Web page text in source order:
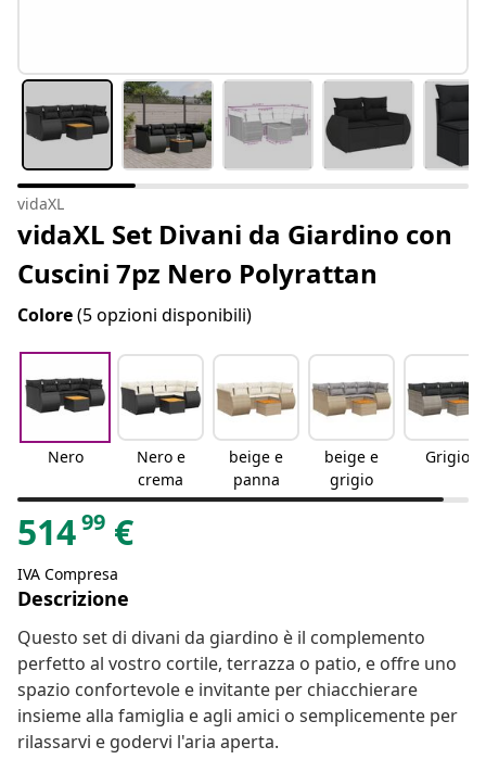
vidaXL
vidaXL Set Divani da Giardino con
Cuscini 7pz Nero Polyrattan
Colore(5 opzioni disponibili)
Nero
Nero e
crema
beige e
panna
beige e
grigio
Grigio
51499 €
IVA Compresa
Descrizione
Questo set di divani da giardino è il complemento
perfetto al vostro cortile, terrazza o patio, e offre uno
spazio confortevole e invitante per chiacchierare
insieme alla famiglia e agli amici o semplicemente per
rilassarvi e godervi l'aria aperta.